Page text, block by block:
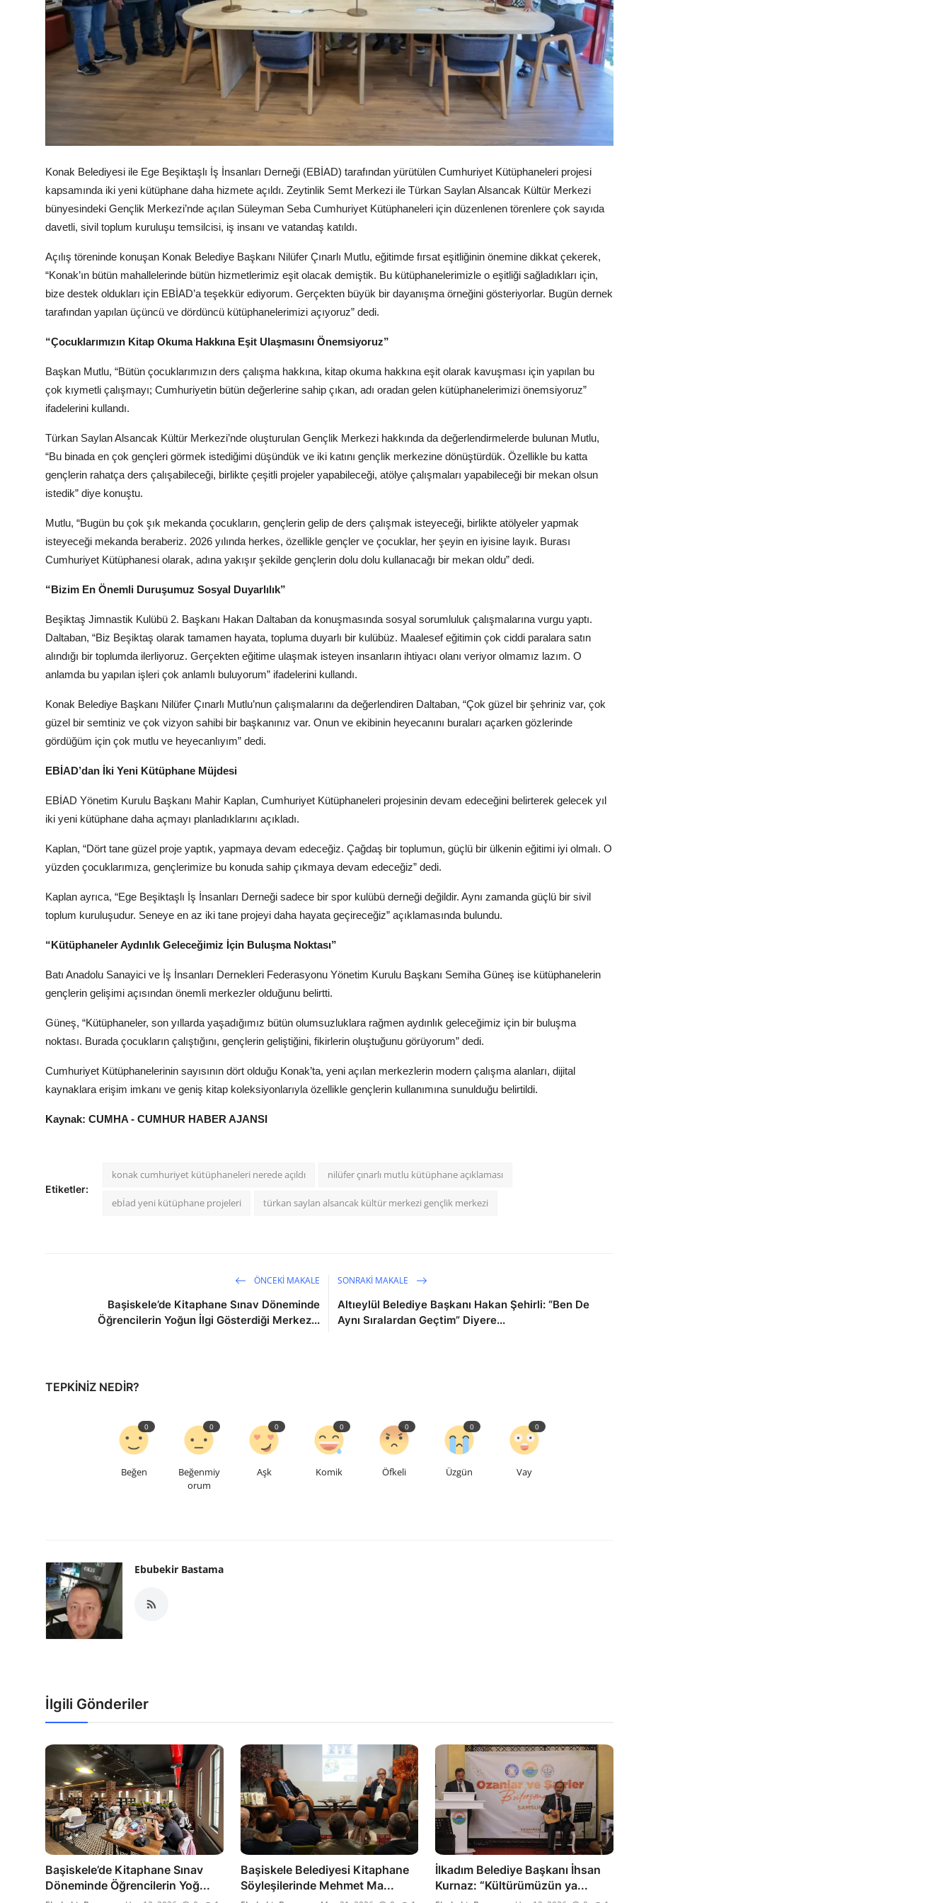
Kamu Kurumları ve Üst Kurullar
Konak Belediyesi ile Ege Beşiktaşlı İş İnsanları Derneği (EBİAD) tarafından yürütülen Cumhuriyet Kütüphaneleri projesi
kapsamında iki yeni kütüphane daha hizmete açıldı. Zeytinlik Semt Merkezi ile Türkan Saylan Alsancak Kültür Merkezi
bünyesindeki Gençlik Merkezi’nde açılan Süleyman Seba Cumhuriyet Kütüphaneleri için düzenlenen törenlere çok sayıda
davetli, sivil toplum kuruluşu temsilcisi, iş insanı ve vatandaş katıldı.
Açılış töreninde konuşan Konak Belediye Başkanı Nilüfer Çınarlı Mutlu, eğitimde fırsat eşitliğinin önemine dikkat çekerek,
“Konak’ın bütün mahallelerinde bütün hizmetlerimiz eşit olacak demiştik. Bu kütüphanelerimizle o eşitliği sağladıkları için,
bize destek oldukları için EBİAD’a teşekkür ediyorum. Gerçekten büyük bir dayanışma örneğini gösteriyorlar. Bugün dernek
tarafından yapılan üçüncü ve dördüncü kütüphanelerimizi açıyoruz” dedi.
“Çocuklarımızın Kitap Okuma Hakkına Eşit Ulaşmasını Önemsiyoruz”
Başkan Mutlu, “Bütün çocuklarımızın ders çalışma hakkına, kitap okuma hakkına eşit olarak kavuşması için yapılan bu
çok kıymetli çalışmayı; Cumhuriyetin bütün değerlerine sahip çıkan, adı oradan gelen kütüphanelerimizi önemsiyoruz”
ifadelerini kullandı.
Türkan Saylan Alsancak Kültür Merkezi’nde oluşturulan Gençlik Merkezi hakkında da değerlendirmelerde bulunan Mutlu,
“Bu binada en çok gençleri görmek istediğimi düşündük ve iki katını gençlik merkezine dönüştürdük. Özellikle bu katta
gençlerin rahatça ders çalışabileceği, birlikte çeşitli projeler yapabileceği, atölye çalışmaları yapabileceği bir mekan olsun
istedik” diye konuştu.
Mutlu, “Bugün bu çok şık mekanda çocukların, gençlerin gelip de ders çalışmak isteyeceği, birlikte atölyeler yapmak
isteyeceği mekanda beraberiz. 2026 yılında herkes, özellikle gençler ve çocuklar, her şeyin en iyisine layık. Burası
Cumhuriyet Kütüphanesi olarak, adına yakışır şekilde gençlerin dolu dolu kullanacağı bir mekan oldu” dedi.
“Bizim En Önemli Duruşumuz Sosyal Duyarlılık”
Beşiktaş Jimnastik Kulübü 2. Başkanı Hakan Daltaban da konuşmasında sosyal sorumluluk çalışmalarına vurgu yaptı.
Daltaban, “Biz Beşiktaş olarak tamamen hayata, topluma duyarlı bir kulübüz. Maalesef eğitimin çok ciddi paralara satın
alındığı bir toplumda ilerliyoruz. Gerçekten eğitime ulaşmak isteyen insanların ihtiyacı olanı veriyor olmamız lazım. O
anlamda bu yapılan işleri çok anlamlı buluyorum” ifadelerini kullandı.
Konak Belediye Başkanı Nilüfer Çınarlı Mutlu’nun çalışmalarını da değerlendiren Daltaban, “Çok güzel bir şehriniz var, çok
güzel bir semtiniz ve çok vizyon sahibi bir başkanınız var. Onun ve ekibinin heyecanını buraları açarken gözlerinde
gördüğüm için çok mutlu ve heyecanlıyım” dedi.
EBİAD’dan İki Yeni Kütüphane Müjdesi
EBİAD Yönetim Kurulu Başkanı Mahir Kaplan, Cumhuriyet Kütüphaneleri projesinin devam edeceğini belirterek gelecek yıl
iki yeni kütüphane daha açmayı planladıklarını açıkladı.
Kaplan, “Dört tane güzel proje yaptık, yapmaya devam edeceğiz. Çağdaş bir toplumun, güçlü bir ülkenin eğitimi iyi olmalı. O
yüzden çocuklarımıza, gençlerimize bu konuda sahip çıkmaya devam edeceğiz” dedi.
Kaplan ayrıca, “Ege Beşiktaşlı İş İnsanları Derneği sadece bir spor kulübü derneği değildir. Aynı zamanda güçlü bir sivil
toplum kuruluşudur. Seneye en az iki tane projeyi daha hayata geçireceğiz” açıklamasında bulundu.
“Kütüphaneler Aydınlık Geleceğimiz İçin Buluşma Noktası”
Batı Anadolu Sanayici ve İş İnsanları Dernekleri Federasyonu Yönetim Kurulu Başkanı Semiha Güneş ise kütüphanelerin
gençlerin gelişimi açısından önemli merkezler olduğunu belirtti.
Güneş, “Kütüphaneler, son yıllarda yaşadığımız bütün olumsuzluklara rağmen aydınlık geleceğimiz için bir buluşma
noktası. Burada çocukların çalıştığını, gençlerin geliştiğini, fikirlerin oluştuğunu görüyorum” dedi.
Cumhuriyet Kütüphanelerinin sayısının dört olduğu Konak’ta, yeni açılan merkezlerin modern çalışma alanları, dijital
kaynaklara erişim imkanı ve geniş kitap koleksiyonlarıyla özellikle gençlerin kullanımına sunulduğu belirtildi.
Kaynak: CUMHA - CUMHUR HABER AJANSI
Etiketler:
konak cumhuriyet kütüphaneleri nerede açıldı nilüfer çınarlı mutlu kütüphane açıklaması
ebİad yeni kütüphane projeleri türkan saylan alsancak kültür merkezi gençlik merkezi
ÖNCEKI MAKALE
Başiskele’de Kitaphane Sınav Döneminde
Öğrencilerin Yoğun İlgi Gösterdiği Merkez...
SONRAKI MAKALE
Altıeylül Belediye Başkanı Hakan Şehirli: “Ben De
Aynı Sıralardan Geçtim” Diyere...
TEPKINIZ NEDIR?
Beğen
0
Beğenmiy
orum
0
Aşk
0
Komik
0
Öfkeli
0
Üzgün
0
Vay
0
Ebubekir Bastama
İlgili Gönderiler
Başiskele’de Kitaphane Sınav
Döneminde Öğrencilerin Yoğ...
Başiskele Belediyesi Kitaphane
Söyleşilerinde Mehmet Ma...
İlkadım Belediye Başkanı İhsan
Kurnaz: “Kültürümüzün ya...